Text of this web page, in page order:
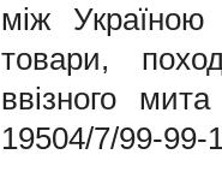
мiж Україною
товари,
ввізного
19504/7/99-99-